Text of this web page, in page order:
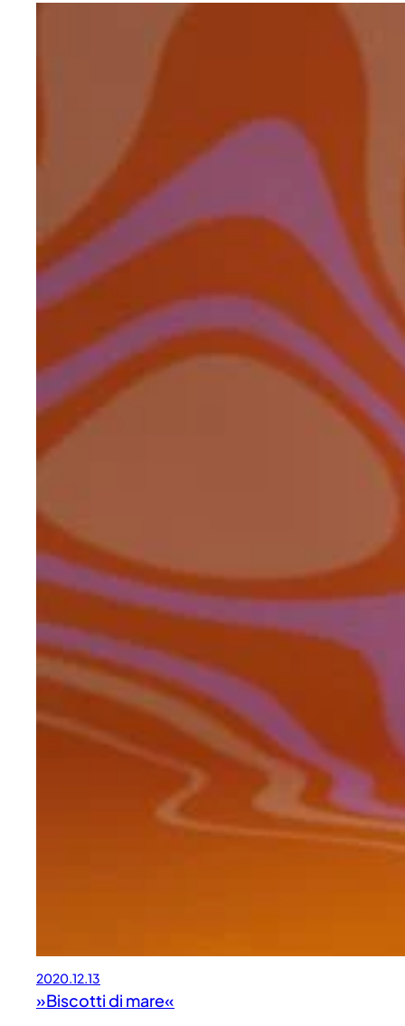
2020.12.13
»Biscotti di mare«